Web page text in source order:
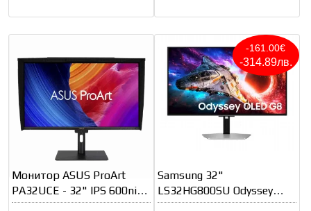
Монитор ASUS ProArt
PA32UCE - 32" IPS 600nits
4K (3840x2160)
-161.00€
-314.89лв.
Samsung 32"
LS32HG800SU Odyssey
OLED G8 4K 3840x2160